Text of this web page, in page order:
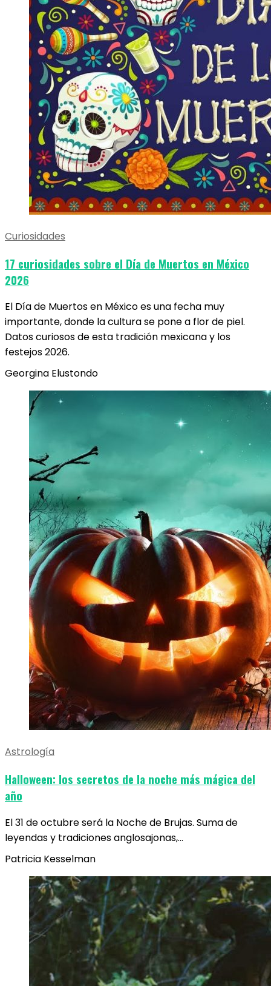
Curiosidades
17 curiosidades sobre el Día de Muertos en México
2026
El Día de Muertos en México es una fecha muy
importante, donde la cultura se pone a flor de piel.
Datos curiosos de esta tradición mexicana y los
festejos 2026.
Georgina Elustondo
Astrología
Halloween: los secretos de la noche más mágica del
año
El 31 de octubre será la Noche de Brujas. Suma de
leyendas y tradiciones anglosajonas,…
Patricia Kesselman